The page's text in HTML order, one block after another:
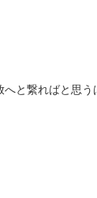
へと繋ればと思う